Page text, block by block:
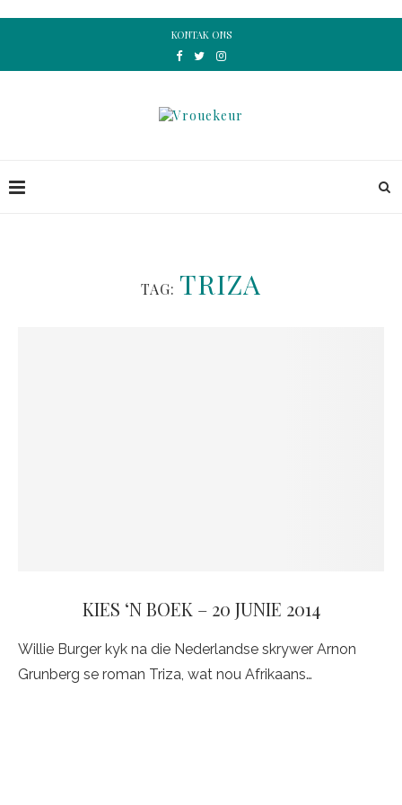
KONTAK ONS
TAG: TRIZA
KIES ‘N BOEK – 20 JUNIE 2014
Willie Burger kyk na die Nederlandse skrywer Arnon
Grunberg se roman Triza, wat nou Afrikaans…